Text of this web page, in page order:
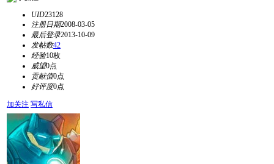
UID23128
注册日期2008-03-05
最后登录2013-10-09
发帖数42
经验10枚
威望0点
贡献值0点
好评度0点
加关注 写私信